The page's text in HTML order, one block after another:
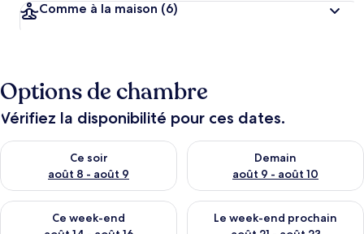
Comme à la maison (6)
Options de chambre
Vérifiez la disponibilité pour ces dates.
Ce soir
août 8 - août 9
Vérifier la disponibilité pour ce soir août 8 - août 9
Demain
août 9 - août 10
Vérifier la disponibilité pour
Ce week-end
Vérifier la disponibilité pour ce week-end août 14 - août 16
Le week-end prochain
Vérifier la disponibilité pour